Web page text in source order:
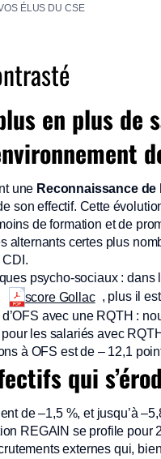
ÉLUS DU CSE
fenêtre)fenêtre)
(nouvelle fenêtre)
(nouvelle fenêtre)
en plus de
une Reconnaissance de
son effectif. Cette
de formation et de
alternants certes plus
psycho-sociaux :
score Gollac , plus il
avec une RQTH :
les salariés avec
à OFS est de – 12,1
qui
de –1,5 %, et jusqu’à
REGAIN se profile pour
externes qui,